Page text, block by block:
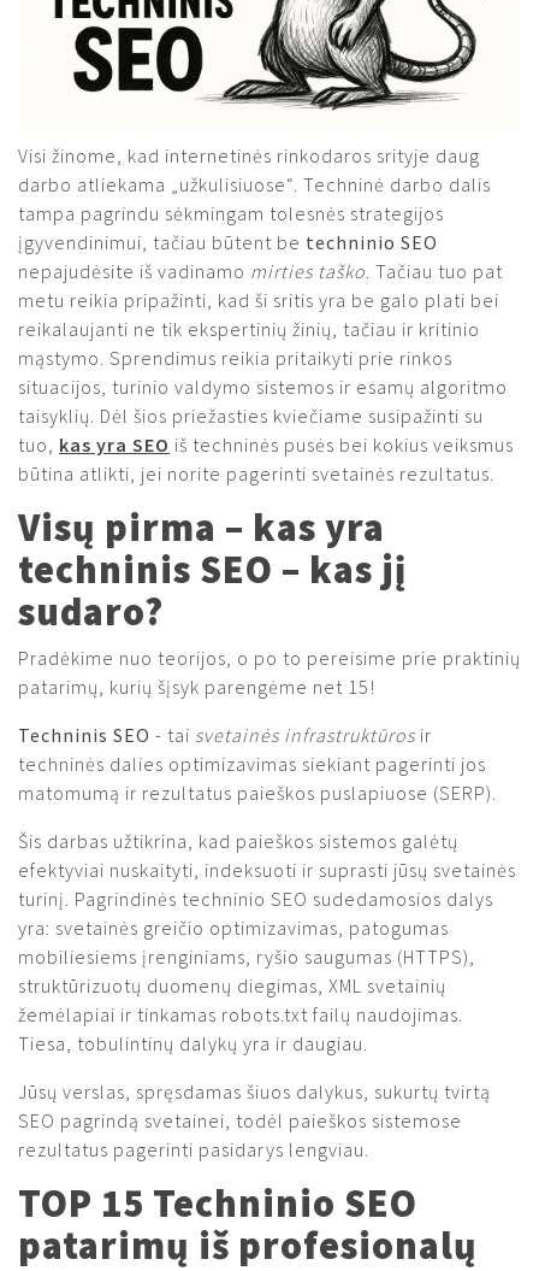
Visi žinome, kad internetinės rinkodaros srityje daug
darbo atliekama „užkulisiuose“. Techninė darbo dalis
tampa pagrindu sėkmingam tolesnės strategijos
įgyvendinimui, tačiau būtent be techninio SEO
nepajudėsite iš vadinamo mirties taško . Tačiau tuo pat
metu reikia pripažinti, kad ši sritis yra be galo plati bei
reikalaujanti ne tik ekspertinių žinių, tačiau ir kritinio
mąstymo. Sprendimus reikia pritaikyti prie rinkos
situacijos, turinio valdymo sistemos ir esamų algoritmo
taisyklių. Dėl šios priežasties kviečiame susipažinti su
tuo, kas yra SEO iš techninės pusės bei kokius veiksmus
būtina atlikti, jei norite pagerinti svetainės rezultatus.
Visų pirma – kas yra
techninis SEO – kas jį
sudaro?
Pradėkime nuo teorijos, o po to pereisime prie praktinių
patarimų, kurių šįsyk parengėme net 15!
Techninis SEO - tai svetainės infrastruktūros ir
techninės dalies optimizavimas siekiant pagerinti jos
matomumą ir rezultatus paieškos puslapiuose (SERP).
Šis darbas užtikrina, kad paieškos sistemos galėtų
efektyviai nuskaityti, indeksuoti ir suprasti jūsų svetainės
turinį. Pagrindinės techninio SEO sudedamosios dalys
yra: svetainės greičio optimizavimas, patogumas
mobiliesiems įrenginiams, ryšio saugumas (HTTPS),
struktūrizuotų duomenų diegimas, XML svetainių
žemėlapiai ir tinkamas robots.txt failų naudojimas.
Tiesa, tobulintinų dalykų yra ir daugiau.
Jūsų verslas, spręsdamas šiuos dalykus, sukurtų tvirtą
SEO pagrindą svetainei, todėl paieškos sistemose
rezultatus pagerinti pasidarys lengviau.
TOP 15 Techninio SEO
patarimų iš profesionalų